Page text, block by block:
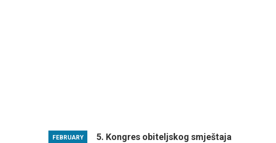
FEBRUARY 5. Kongres obiteljskog smještaja